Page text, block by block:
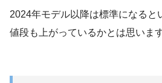
2024年モデル以降は標準になると
値段も上がっているかとは思います